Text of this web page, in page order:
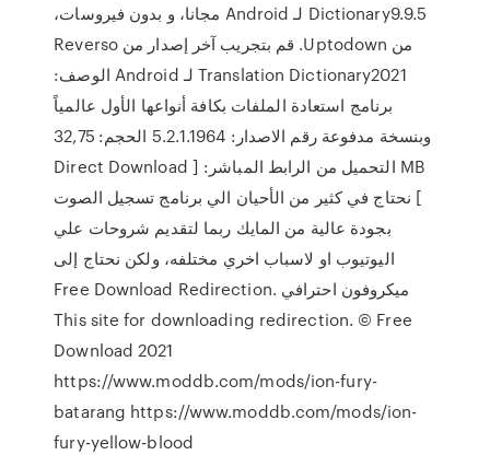
Dictionary9.9.5 لـ Android مجانا، و بدون فيروسات،
من Uptodown. قم بتجريب آخر إصدار من Reverso
Translation Dictionary2021 لـ Android الوصف:
برنامج استعادة الملفات بكافة أنواعها الأول عالمياً
وبنسخة مدفوعة رقم الاصدار: 5.2.1.1964 الحجم: 32,75
MB التحميل من الرابط المباشر: [ Direct Download
] نحتاج في كثير من الأحيان الي برنامج تسجيل الصوت
بجودة عالية من المايك ربما لتقديم شروحات علي
اليوتيوب او لاسباب اخري مختلفه، ولكن نحتاج إلى
ميكروفون احترافي Free Download Redirection.
This site for downloading redirection. © Free
Download 2021
https://www.moddb.com/mods/ion-fury-
batarang https://www.moddb.com/mods/ion-
fury-yellow-blood